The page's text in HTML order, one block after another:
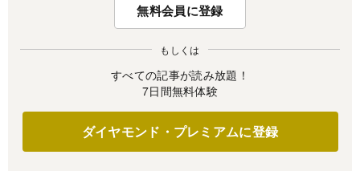
無料会員に登録
もしくは
すべての記事が読み放題！
7日間無料体験
ダイヤモンド・プレミアムに登録